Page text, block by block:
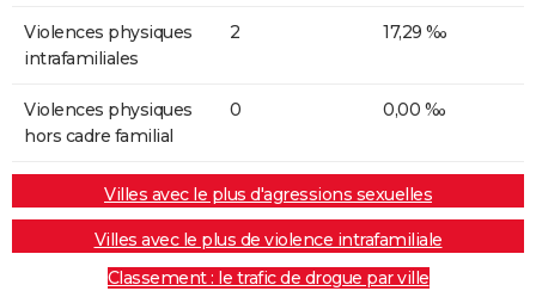
Violences physiques
intrafamiliales
2 17,29 ‰
Violences physiques
hors cadre familial
0 0,00 ‰
Villes avec le plus d'agressions sexuelles
Villes avec le plus de violence intrafamiliale
Classement : le trafic de drogue par ville